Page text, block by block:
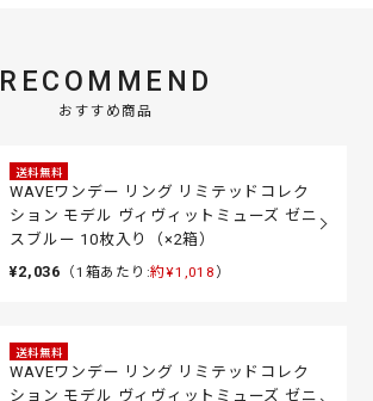
RECOMMEND
おすすめ商品
送料無料
WAVEワンデー リング リミテッドコレク
ション モデル ヴィヴィットミューズ ゼニ
スブルー 10枚入り（×2箱）
¥2,036 （1箱あたり:約¥1,018 ）
送料無料
WAVEワンデー リング リミテッドコレク
ション モデル ヴィヴィットミューズ ゼニ